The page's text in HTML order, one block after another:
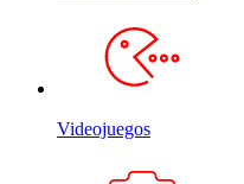
Videojuegos